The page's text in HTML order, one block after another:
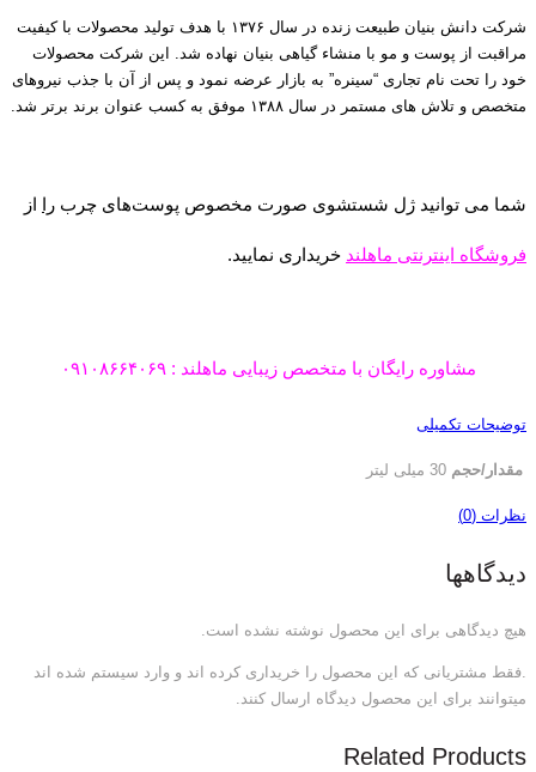
شرکت دانش بنیان طبیعت زنده در سال ۱۳۷۶ با هدف تولید محصولات با کیفیت
مراقبت از پوست و مو با منشاء گیاهی بنیان نهاده شد. این شرکت محصولات
خود را تحت نام تجاری “سینره” به بازار عرضه نمود و پس از آن با جذب نیروهای
متخصص و تلاش های مستمر در سال ۱۳۸۸ موفق به کسب عنوان برند برتر شد.
شما می توانید ژل شستشوی صورت مخصوص پوست‌های چرب را از
فروشگاه اینترنتی ماهلند خریداری نمایید.
مشاوره رایگان با متخصص زیبایی ماهلند : ۰۹۱۰۸۶۶۴۰۶۹
توضیحات تکمیلی
مقدار/حجم 30 میلی لیتر
نظرات (0)
دیدگاهها
هیچ دیدگاهی برای این محصول نوشته نشده است.
.فقط مشتریانی که این محصول را خریداری کرده اند و وارد سیستم شده اند
میتوانند برای این محصول دیدگاه ارسال کنند.
Related Products